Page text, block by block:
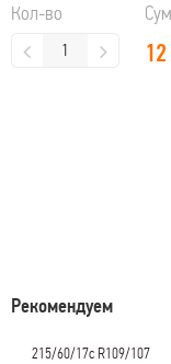
Кол-во
Рекомендуем
215/60/17c R109/107